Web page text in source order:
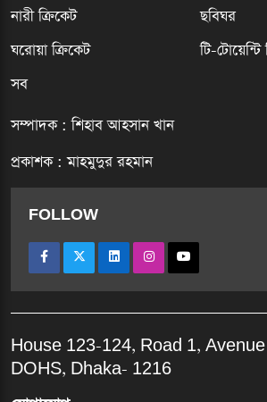
নারী ক্রিকেট
ছবিঘর
ঘরোয়া ক্রিকেট
টি-
সব
সম্পাদক : শিহাব আহসান খান
প্রকাশক : মাহমুদুর রহমান
FOLLOW
House 123-124, Road 1,
DOHS, Dhaka- 1216